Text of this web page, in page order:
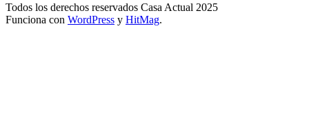
Todos los derechos reservados Casa Actual 2025
Funciona con WordPress y HitMag.